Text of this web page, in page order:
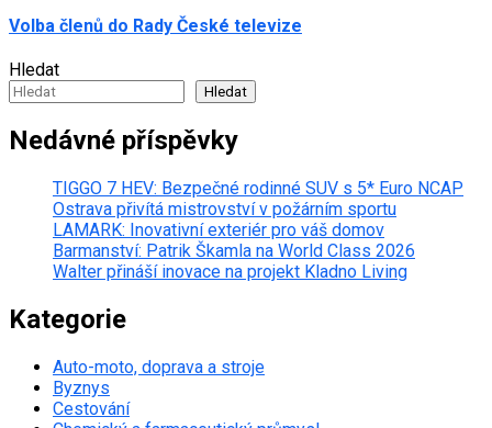
Volba členů do Rady České televize
Hledat
Hledat
Nedávné příspěvky
TIGGO 7 HEV: Bezpečné rodinné SUV s 5* Euro NCAP
Ostrava přivítá mistrovství v požárním sportu
LAMARK: Inovativní exteriér pro váš domov
Barmanství: Patrik Škamla na World Class 2026
Walter přináší inovace na projekt Kladno Living
Kategorie
Auto-moto, doprava a stroje
Byznys
Cestování